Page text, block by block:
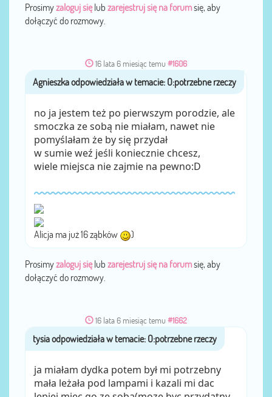
Prosimyzaloguj sięlub zarejestruj się na forumsię, aby
dołączyć do rozmowy.
16 lata 6 miesiąc temu #1606
przezAgnieszka
no ja jestem też po pierwszym porodzie, ale
smoczka ze sobą nie miałam, nawet nie
pomyślałam że by się przydał
w sumie weź jeśli koniecznie chcesz,
wiele miejsca nie zajmie na pewno:D
Alicja ma już 16 ząbków )
Prosimyzaloguj sięlub zarejestruj się na forumsię, aby
dołączyć do rozmowy.
16 lata 6 miesiąc temu #1662
przeztysia
ja miałam dydka potem był mi potrzebny
mała leżała pod lampami i kazali mi dac